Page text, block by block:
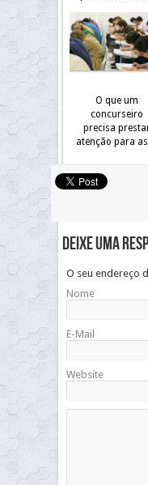
O que um
concurseiro
precisa
atenção para
Deixe uma
O seu endereço
Nome
E-Mail
Website